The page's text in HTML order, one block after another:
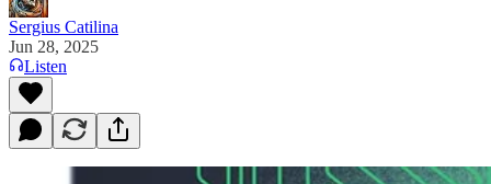
Sergius Catilina
Jun 28, 2025
Listen